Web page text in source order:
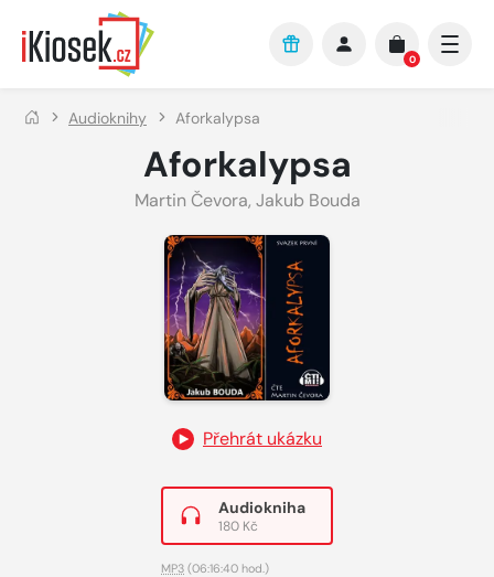
Přejít na hlavní obsah
0
Audioknihy Aforkalypsa
Aforkalypsa
Martin Čevora, Jakub Bouda
Přehrát ukázku
Audiokniha
180 Kč
MP3 (06:16:40 hod.)